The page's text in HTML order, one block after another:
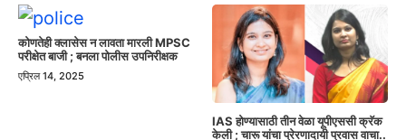
कोणतेही क्लासेस न लावता मारली MPSC
परीक्षेत बाजी ; बनला पोलीस उपनिरीक्षक
एप्रिल 14, 2025
IAS होण्यासाठी तीन वेळा यूपीएससी क्रॅक
केली ; चारू यांचा प्रेरणादायी प्रवास वाचा..